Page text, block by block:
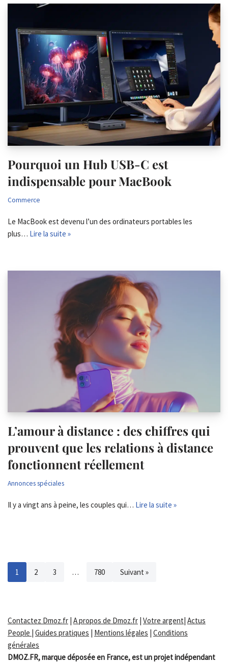
Pourquoi un Hub USB-C est
indispensable pour MacBook
Commerce
Le MacBook est devenu l’un des ordinateurs portables les
plus… Lire la suite »
L’amour à distance : des chiffres qui
prouvent que les relations à distance
fonctionnent réellement
Annonces spéciales
Il y a vingt ans à peine, les couples qui… Lire la suite »
1 2 3 … 780 Suivant »
Contactez Dmoz.fr A propos de Dmoz.fr Votre argent Actus
People Guides pratiques Mentions légales Conditions
générales
DMOZ.FR, marque déposée en France, est un projet indépendant